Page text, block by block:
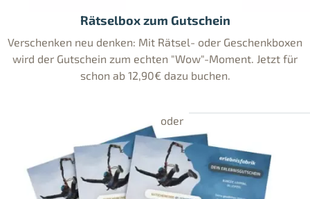
Rätselbox zum Gutschein
Verschenken neu denken: Mit Rätsel- oder Geschenkboxen
wird der Gutschein zum echten "Wow"-Moment. Jetzt für
schon ab 12,90€ dazu buchen.